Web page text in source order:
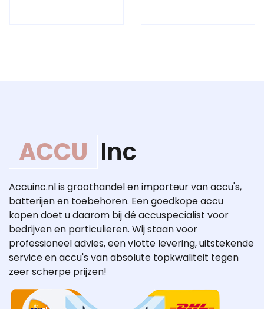
ACCU Inc
Accuinc.nl is groothandel en importeur van accu's,
batterijen en toebehoren. Een goedkope accu
kopen doet u daarom bij dé accuspecialist voor
bedrijven en particulieren. Wij staan voor
professioneel advies, een vlotte levering, uitstekende
service en accu's van absolute topkwaliteit tegen
zeer scherpe prijzen!